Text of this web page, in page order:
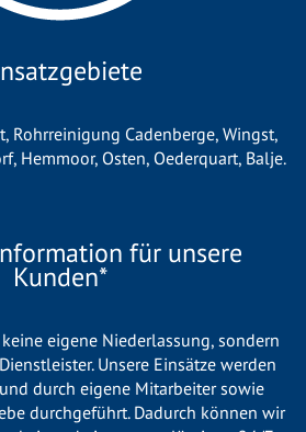
, Rohrreinigung Cadenberge, Wingst,
, Hemmoor, Osten, Oederquart, Balje.
für unsere
Kunden*
eigene Niederlassung, sondern
Unsere Einsätze werden
durch eigene Mitarbeiter sowie
durchgeführt. Dadurch können wir